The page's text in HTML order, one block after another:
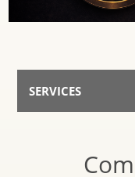
SERVICES